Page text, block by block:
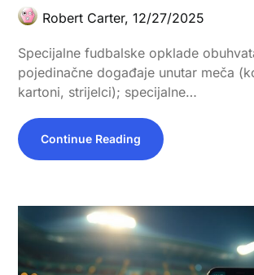
Robert Carter,12/27/2025
Specijalne fudbalske opklade
pojedinačne događaje unutar meča
kartoni, strijelci); specijalne…
Continue Reading